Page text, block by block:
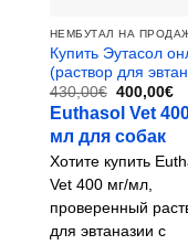
НЕМБУТАЛ НА
Купить Эутасол
(раствор для
430,00€
цена
430,00€.
400,00€
Euthasol Vet
мл для собак
Хотите купить
Vet 400 мг/мл,
проверенный
для эвтаназии с